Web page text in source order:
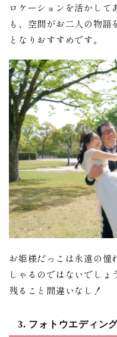
ロケーションを活かして
も、空間がお二人の物
となりおすすめです。
お姫様だっこは永遠の憧
しゃるのではないでしょ
残ること間違いなし！
3. フォトウエディン